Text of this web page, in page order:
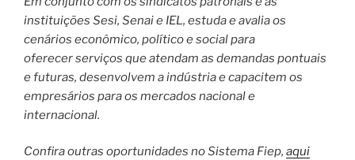
instituições Sesi, Senai e IEL, estuda e avalia os
cenários econômico, político e social para
oferecer serviços que atendam as demandas pontuais
e futuras, desenvolvem a indústria e capacitem os
empresários para os mercados nacional e
internacional.
Confira outras oportunidades no Sistema Fiep, aqui